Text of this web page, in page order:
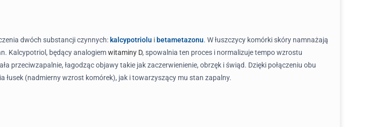
dwóch substancji czynnych:kalcypotriolu ibetametazonu. W łuszczycy komórki skóry namnażają
Kalcypotriol, będący analogiemwitaminy D, spowalnia ten proces i normalizuje tempo wzrostu
przeciwzapalnie, łagodząc objawy takie jak zaczerwienienie, obrzęk i świąd. Dzięki połączeniu obu
(nadmierny wzrost komórek), jak i towarzyszący mu stan zapalny.